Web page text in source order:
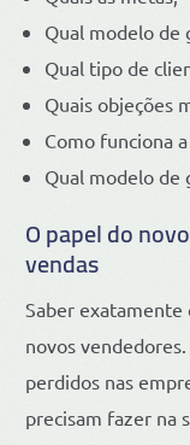
Qual modelo de
Qual tipo de
Quais objeções
Como funciona
Qual modelo de
O papel do
vendas
Saber
novos
perdidos nas
precisam fazer na